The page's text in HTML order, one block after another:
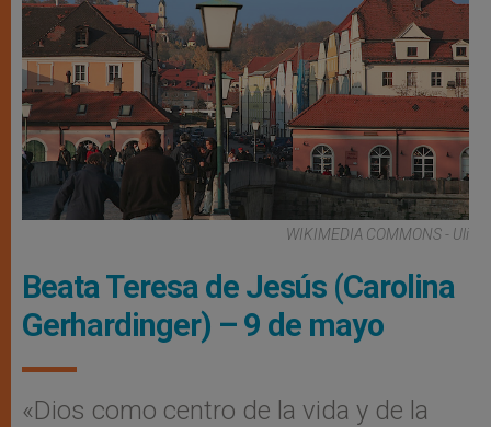
WIKIMEDIA COMMONS - Uli
Beata Teresa de Jesús (Carolina
Gerhardinger) – 9 de mayo
«Dios como centro de la vida y de la